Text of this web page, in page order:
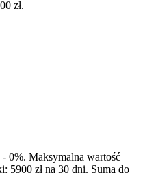
zł.
0%. Maksymalna wartość
5900 zł na 30 dni. Suma do